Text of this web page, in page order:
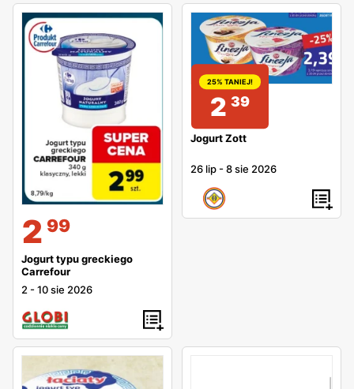
2 99
Jogurt typu greckiego
Carrefour
2 -10 sie 2026
25% TANIEJ!
2 39
Jogurt Zott
26 lip -8 sie 2026